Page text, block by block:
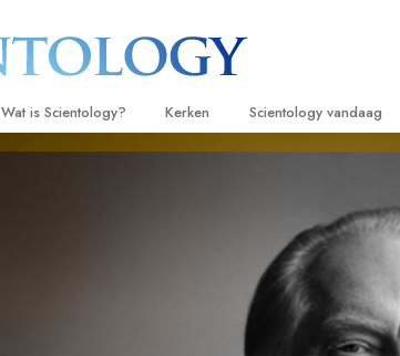
Wat is Scientology? Kerken
Hogere Organisaties
Flag Land Base
Scientology vandaag
Scientology
David Miscavige –
Scientology